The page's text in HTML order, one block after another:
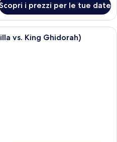
i prezzi per le tue date
Camera a tema in hotel con un
vs. King Ghidorah)